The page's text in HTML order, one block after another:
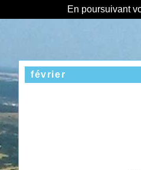
En poursuivant
février